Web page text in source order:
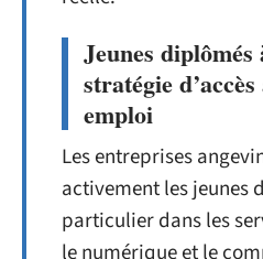
Jeunes
stratégie
emploi
Les entreprises
activement les jeunes
particulier dans les
le numérique et le